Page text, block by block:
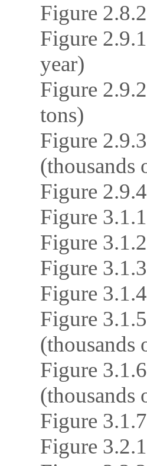
Figure
Figure
year)
Figure
tons)
Figure
(thousands
Figure
Figure
Figure
Figure
Figure
Figure
(thousands
Figure
(thousands
Figure
Figure